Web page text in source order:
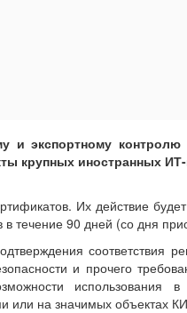
и экспортному
крупных иностранных
Их действие
в течение 90 дней (со дня
соответствия
и прочего
использования в
или на значимых объектах